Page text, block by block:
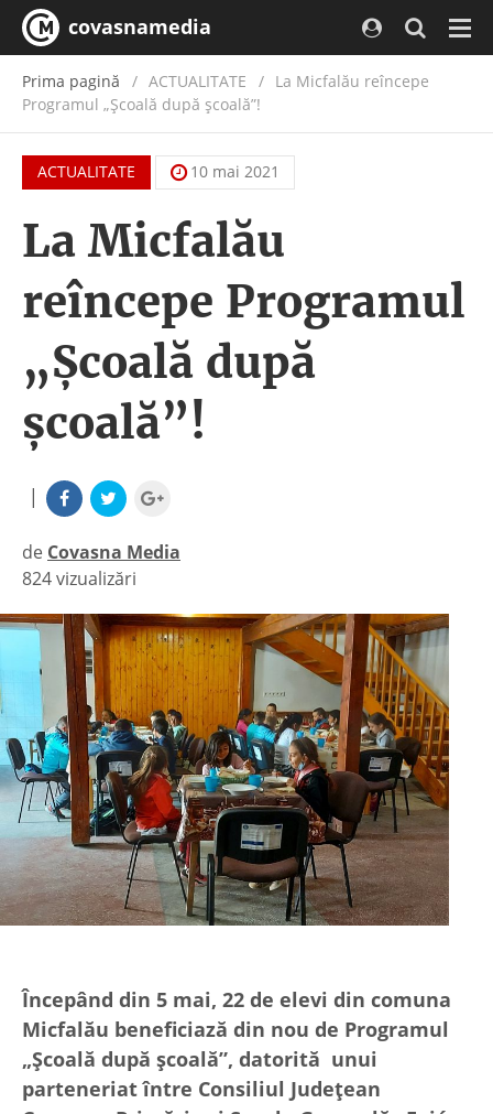
covasnamedia
Prima pagină ACTUALITATE / La Micfalău reîncepe
Programul „Școală după școală”!
ACTUALITATE 10 mai 2021
La Micfalău
reîncepe Programul
„Școală după
școală”!
|
de Covasna Media
|
824 vizualizări
Începând din 5 mai, 22 de elevi din comuna
Micfalău beneficiază din nou de Programul
„Școală după școală”, datorită unui
parteneriat între Consiliul Județean